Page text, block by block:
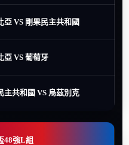
亞 VS 剛果民主共和國
亞 VS 葡萄牙
主共和國 VS 烏茲別克
48強L組